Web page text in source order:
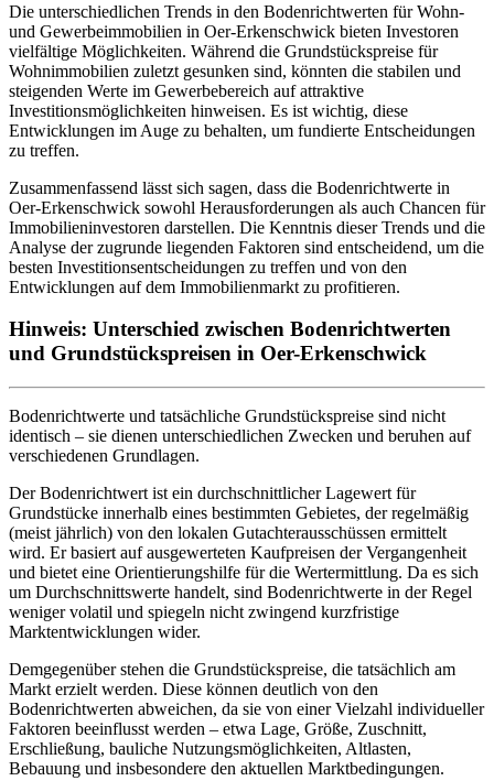
Die unterschiedlichen Trends in den Bodenrichtwerten für Wohn-
und Gewerbeimmobilien in Oer-Erkenschwick bieten Investoren
vielfältige Möglichkeiten. Während die Grundstückspreise für
Wohnimmobilien zuletzt gesunken sind, könnten die stabilen und
steigenden Werte im Gewerbebereich auf attraktive
Investitionsmöglichkeiten hinweisen. Es ist wichtig, diese
Entwicklungen im Auge zu behalten, um fundierte Entscheidungen
zu treffen.
Zusammenfassend lässt sich sagen, dass die Bodenrichtwerte in
Oer-Erkenschwick sowohl Herausforderungen als auch Chancen für
Immobilieninvestoren darstellen. Die Kenntnis dieser Trends und die
Analyse der zugrunde liegenden Faktoren sind entscheidend, um die
besten Investitionsentscheidungen zu treffen und von den
Entwicklungen auf dem Immobilienmarkt zu profitieren.
Hinweis: Unterschied zwischen Bodenrichtwerten
und Grundstückspreisen in Oer-Erkenschwick
Bodenrichtwerte und tatsächliche Grundstückspreise sind nicht
identisch – sie dienen unterschiedlichen Zwecken und beruhen auf
verschiedenen Grundlagen.
Der Bodenrichtwert ist ein durchschnittlicher Lagewert für
Grundstücke innerhalb eines bestimmten Gebietes, der regelmäßig
(meist jährlich) von den lokalen Gutachterausschüssen ermittelt
wird. Er basiert auf ausgewerteten Kaufpreisen der Vergangenheit
und bietet eine Orientierungshilfe für die Wertermittlung. Da es sich
um Durchschnittswerte handelt, sind Bodenrichtwerte in der Regel
weniger volatil und spiegeln nicht zwingend kurzfristige
Marktentwicklungen wider.
Demgegenüber stehen die Grundstückspreise, die tatsächlich am
Markt erzielt werden. Diese können deutlich von den
Bodenrichtwerten abweichen, da sie von einer Vielzahl individueller
Faktoren beeinflusst werden – etwa Lage, Größe, Zuschnitt,
Erschließung, bauliche Nutzungsmöglichkeiten, Altlasten,
Bebauung und insbesondere den aktuellen Marktbedingungen.